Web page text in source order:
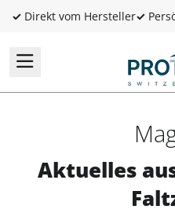
✓ Direkt vom Hersteller✓
Aktuelles